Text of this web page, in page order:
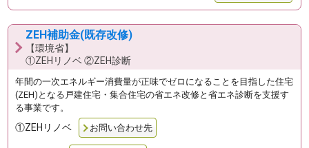
ZEH補助金(既存改修)
【環境省】
①ZEHリノベ ②ZEH診断
年間の一次エネルギー消費量が正味でゼロになることを目指した住宅
(ZEH)となる戸建住宅・集合住宅の省エネ改修と省エネ診断を支援す
る事業です。
①ZEHリノベ お問い合わせ先